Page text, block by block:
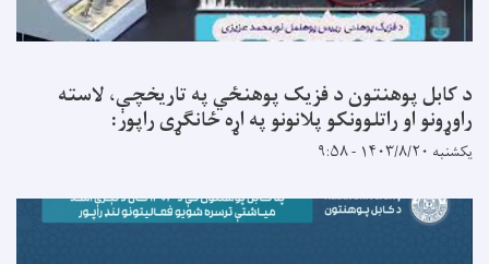
د کابل پوهنتون د فزیک پوهنځي په تاریخچې، لاسته
راوړونو او راتلوونکو پلانونو په اړه ځانګړی راپور:
یکشنبه ۱۴۰۳/۸/۲۰ - ۹:۵۸